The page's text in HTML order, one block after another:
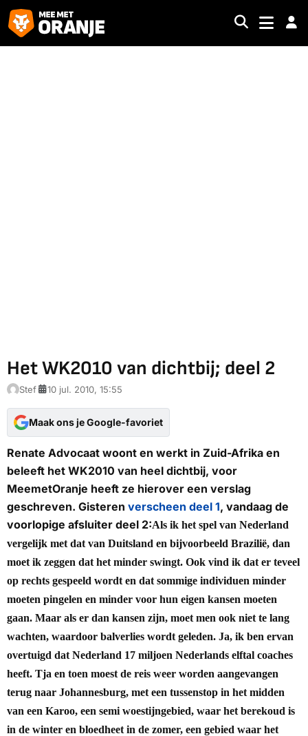
Het WK2010 van dichtbij; deel 2
Stef 10 jul. 2010, 15:55
Maak ons je Google-favoriet
Renate Advocaat woont en werkt in Zuid-Afrika en
beleeft het WK2010 van heel dichtbij, voor
MeemetOranje heeft ze hierover een verslag
geschreven. Gisteren verscheen deel 1, vandaag de
voorlopige afsluiter deel 2:Als ik het spel van Nederland
vergelijk met dat van Duitsland en bijvoorbeeld Brazilië, dan
moet ik zeggen dat het minder swingt. Ook vind ik dat er teveel
op rechts gespeeld wordt en dat sommige individuen minder
moeten pingelen en minder voor hun eigen kansen moeten
gaan. Maar als er dan kansen zijn, moet men ook niet te lang
wachten, waardoor balverlies wordt geleden. Ja, ik ben ervan
overtuigd dat Nederland 17 miljoen Nederlands elftal coaches
heeft. Tja en toen moest de reis weer worden aangevangen
terug naar Johannesburg, met een tussenstop in het midden
van een Karoo, een semi woestijngebied, waar het berekoud is
in de winter en bloedheet in de zomer, een gebied waar het